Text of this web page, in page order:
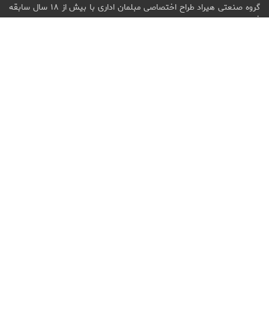
گروه صنعتی هیراد طراح اختصاصی مبلمان اداری با بیش از ۱۸ سال سابقه
فعالیت در عرصه تولید و عرضه انواع مبلمان اداری اعم از صندلی اداری، میز